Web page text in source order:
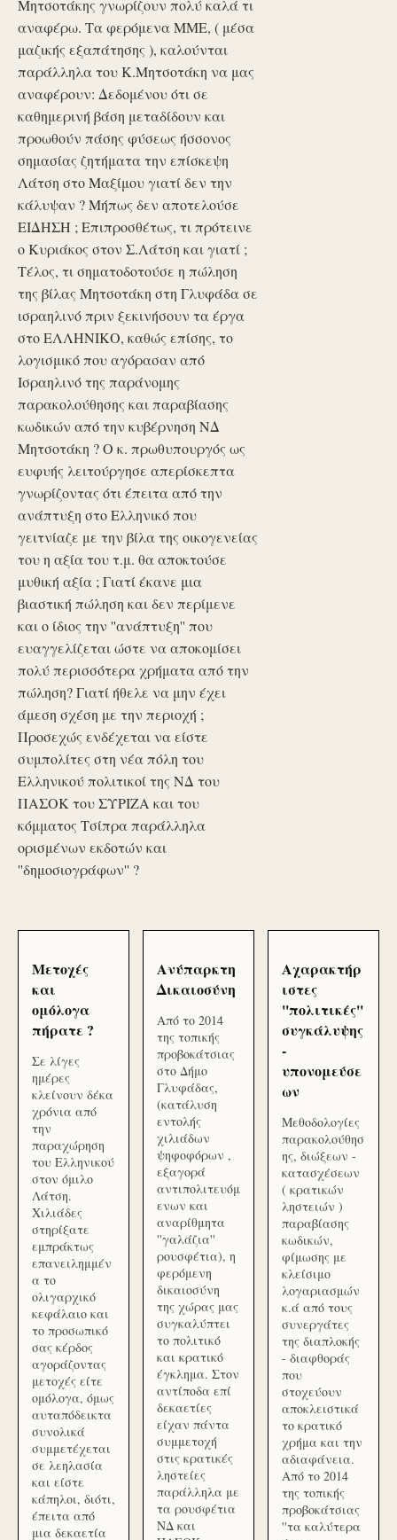
Μητσοτάκης γνωρίζουν πολύ καλά τι
αναφέρω. Τα φερόμενα ΜΜΕ, ( μέσα
μαζικής εξαπάτησης ), καλούνται
παράλληλα του Κ.Μητσοτάκη να μας
αναφέρουν: Δεδομένου ότι σε
καθημερινή βάση μεταδίδουν και
προωθούν πάσης φύσεως ήσσονος
σημασίας ζητήματα την επίσκεψη
Λάτση στο Μαξίμου γιατί δεν την
κάλυψαν ? Μήπως δεν αποτελούσε
ΕΙΔΗΣΗ ; Επιπροσθέτως, τι πρότεινε
ο Κυριάκος στον Σ.Λάτση και γιατί ;
Τέλος, τι σηματοδοτούσε η πώληση
της βίλας Μητσοτάκη στη Γλυφάδα σε
ισραηλινό πριν ξεκινήσουν τα έργα
στο ΕΛΛΗΝΙΚΟ, καθώς επίσης, το
λογισμικό που αγόρασαν από
Ισραηλινό της παράνομης
παρακολούθησης και παραβίασης
κωδικών από την κυβέρνηση ΝΔ
Μητσοτάκη ? Ο κ. πρωθυπουργός ως
ευφυής λειτούργησε απερίσκεπτα
γνωρίζοντας ότι έπειτα από την
ανάπτυξη στο Ελληνικό που
γειτνίαζε με την βίλα της οικογενείας
του η αξία του τ.μ. θα αποκτούσε
μυθική αξία ; Γιατί έκανε μια
βιαστική πώληση και δεν περίμενε
και ο ίδιος την ''ανάπτυξη'' που
ευαγγελίζεται ώστε να αποκομίσει
πολύ περισσότερα χρήματα από την
πώληση? Γιατί ήθελε να μην έχει
άμεση σχέση με την περιοχή ;
Προσεχώς ενδέχεται να είστε
συμπολίτες στη νέα πόλη του
Ελληνικού πολιτικοί της ΝΔ του
ΠΑΣΟΚ του ΣΥΡΙΖΑ και του
κόμματος Τσίπρα παράλληλα
ορισμένων εκδοτών και
''δημοσιογράφων'' ?
Μετοχές
και
ομόλογα
πήρατε ?
Σε λίγες
ημέρες
κλείνουν δέκα
χρόνια από
την
παραχώρηση
του Ελληνικού
στον όμιλο
Λάτση.
Χιλιάδες
στηρίξατε
εμπράκτως
επανειλημμέν
α το
ολιγαρχικό
κεφάλαιο και
το προσωπικό
σας κέρδος
αγοράζοντας
μετοχές είτε
ομόλογα, όμως
αυταπόδεικτα
συνολικά
συμμετέχεται
σε λεηλασία
και είστε
κάπηλοι, διότι,
έπειτα από
μια δεκαετία
Ανύπαρκτη
Δικαιοσύνη
Από το 2014
της τοπικής
προβοκάτσιας
στο Δήμο
Γλυφάδας,
(κατάλυση
εντολής
χιλιάδων
ψηφοφόρων ,
εξαγορά
αντιπολιτευόμ
ενων και
αναρίθμητα
''γαλάζια''
ρουσφέτια), η
φερόμενη
δικαιοσύνη
της χώρας μας
συγκαλύπτει
το πολιτικό
και κρατικό
έγκλημα. Στον
αντίποδα επί
δεκαετίες
είχαν πάντα
συμμετοχή
στις κρατικές
ληστείες
παράλληλα με
τα ρουσφέτια
ΝΔ και
Αχαρακτήρ
ιστες
''πολιτικές''
συγκάλυψης
-
υπονομεύσε
ων
Μεθοδολογίες
παρακολούθησ
ης, διώξεων -
κατασχέσεων
( κρατικών
ληστειών )
παραβίασης
κωδικών,
φίμωσης με
κλείσιμο
λογαριασμών
κ.ά από τους
συνεργάτες
της διαπλοκής
- διαφθοράς
που
στοχεύουν
αποκλειστικά
το κρατικό
χρήμα και την
αδιαφάνεια.
Από το 2014
της τοπικής
προβοκάτσιας
''τα καλύτερα